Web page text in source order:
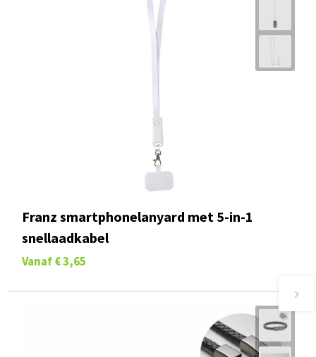
Franz smartphonelanyard met 5-in-1
snellaadkabel
Vanaf € 3,65